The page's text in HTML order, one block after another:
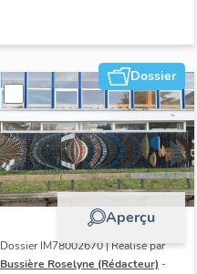
Dossier
Aperçu
Dossier IM78002670 | Réalisé par
Bussière Roselyne (Rédacteur) -